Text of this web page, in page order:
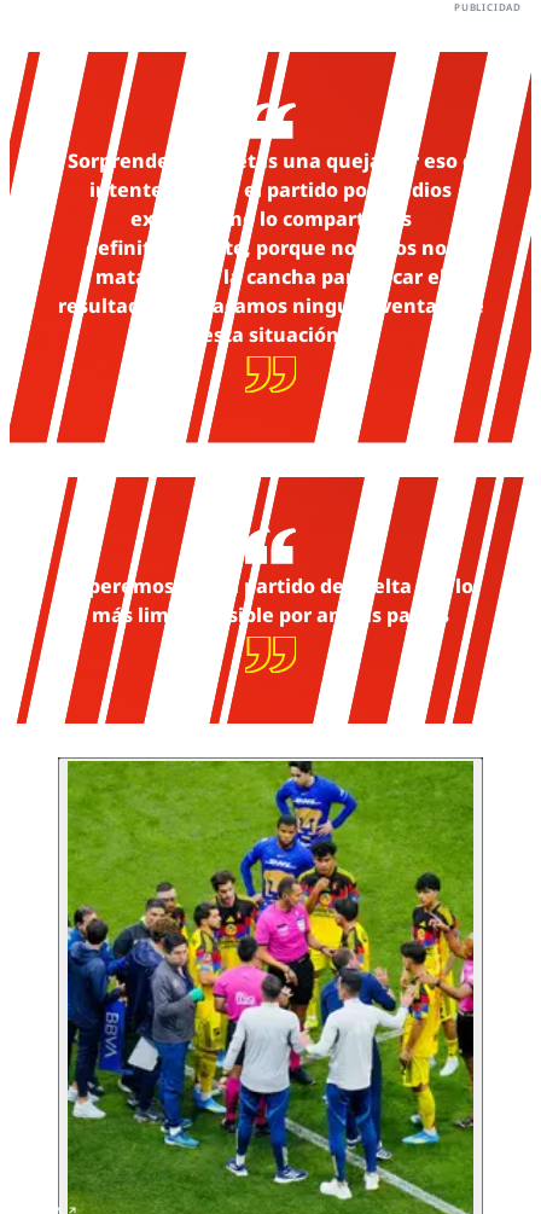
Sorprende que metas una queja por eso e
intenten ganar el partido por medios
extraños; no lo compartimos
definitivamente, porque nosotros nos
matamos en la cancha para sacar el
resultado y no sacamos ninguna ventaja de
esta situación
Esperemos que el partido de vuelta sea lo
más limpio posible por ambas partes